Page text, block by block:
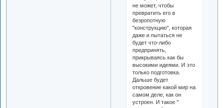
не может, чтобы
превратить его в
безропотную
"конструкцию", которая
даже и пытаться не
будет что-либо
предпринять,
прикрываясь как бы
высокими идеями. И это
только подготовка.
Дальше будет
откровение какой мир на
самом деле, как он
устроен. И такое "